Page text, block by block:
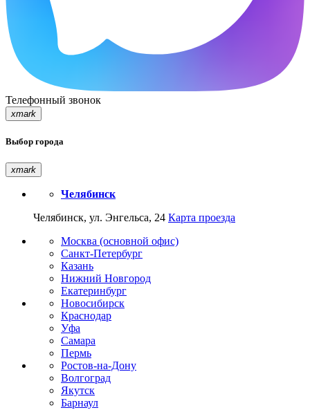
Телефонный звонок
xmark
Выбор города
xmark
Челябинск
Челябинск, ул. Энгельса, 24 Карта проезда
Москва (основной офис)
Санкт-Петербург
Казань
Нижний Новгород
Екатеринбург
Новосибирск
Краснодар
Уфа
Самара
Пермь
Ростов-на-Дону
Волгоград
Якутск
Барнаул